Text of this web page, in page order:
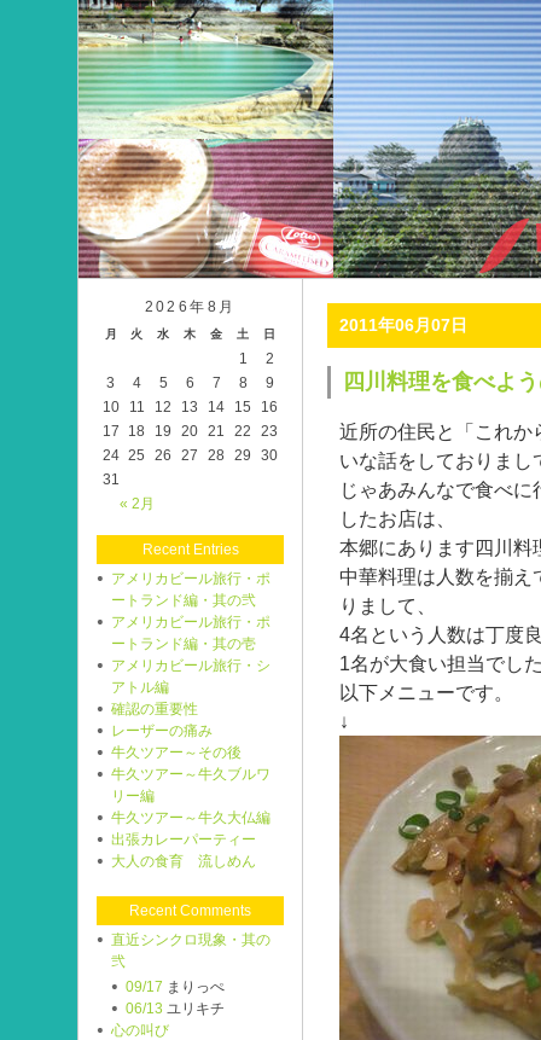
2011年06月07日
四川料理を食べよ
近所の住民と「これか
いな話をしておりまし
じゃあみんなで食べ
したお店は、
本郷にあります四川料
中華料理は人数を揃
りまして、
4名という人数は丁度
1名が大食い担当でし
以下メニューです。
↓
2026年8月
月 火 水 木 金 土 日
« 2月
1
2
3
4 5 6 7 8
9
10
11 12 13 14 15
16
17
18 19 20 21 22
23
24 25 26 27 28 29
30
31
Recent Entries
アメリカビール旅行・ポ
ートランド編・其の弐
アメリカビール旅行・ポ
ートランド編・其の壱
アメリカビール旅行・シ
アトル編
確認の重要性
レーザーの痛み
牛久ツアー～その後
牛久ツアー～牛久ブルワ
リー編
牛久ツアー～牛久大仏編
出張カレーパーティー
大人の食育 流しめん
Recent Comments
直近シンクロ現象・其の
弐
09/17 まりっぺ
06/13 ユリキチ
心の叫び